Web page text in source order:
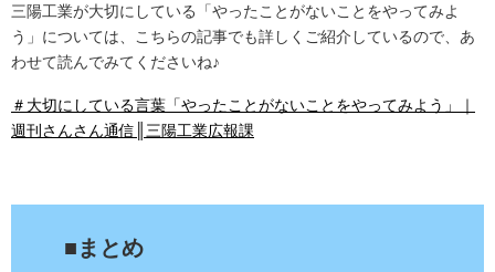
三陽工業が大切にしている「やったことがないことをやってみよ
う」については、こちらの記事でも詳しくご紹介しているので、あ
わせて読んでみてくださいね♪
＃大切にしている言葉「やったことがないことをやってみよう」｜
週刊さんさん通信║三陽工業広報課
■まとめ